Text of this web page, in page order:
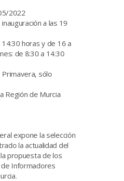
2022
a las 19
horas y de 16 a
de 8:30 a 14:30
Primavera, sólo
Región de Murcia
expone la selección
la actualidad del
propuesta de los
de Informadores